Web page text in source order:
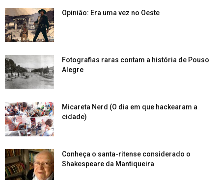
Opinião: Era uma vez no Oeste
Fotografias raras contam a história de Pouso
Alegre
Micareta Nerd (O dia em que hackearam a
cidade)
Conheça o santa-ritense considerado o
Shakespeare da Mantiqueira